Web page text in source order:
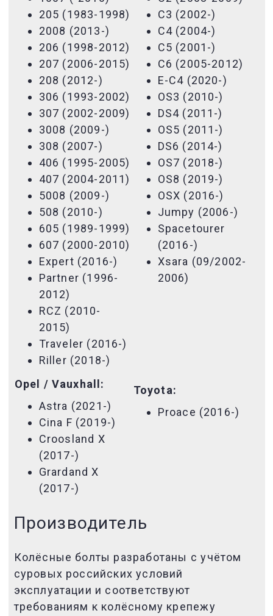
205 (1983-1998)
2008 (2013-)
206 (1998-2012)
207 (2006-2015)
208 (2012-)
306 (1993-2002)
307 (2002-2009)
3008 (2009-)
308 (2007-)
406 (1995-2005)
407 (2004-2011)
5008 (2009-)
508 (2010-)
605 (1989-1999)
607 (2000-2010)
Expert (2016-)
Partner (1996-
2012)
RCZ (2010-
2015)
Traveler (2016-)
Riller (2018-)
C3 (2002-)
C4 (2004-)
C5 (2001-)
C6 (2005-2012)
E-C4 (2020-)
OS3 (2010-)
DS4 (2011-)
OS5 (2011-)
DS6 (2014-)
OS7 (2018-)
OS8 (2019-)
OSX (2016-)
Jumpy (2006-)
Spacetourer
(2016-)
Xsara (09/2002-
2006)
Opel / Vauxhall:
Astra (2021-)
Cina F (2019-)
Croosland X
(2017-)
Grardand X
(2017-)
Toyota:
Proace (2016-)
Производитель
Колёсные болты разработаны с учётом
суровых российских условий
эксплуатации и соответствуют
требованиям к колёсному крепежу